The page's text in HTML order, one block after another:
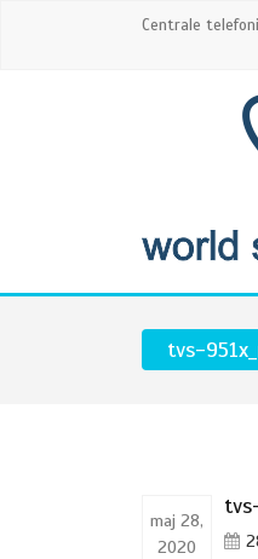
Centrale
tvs-
maj 28,
2020